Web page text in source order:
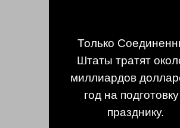
Только
Штаты тратят
миллиардов
год на подготовку
празднику.